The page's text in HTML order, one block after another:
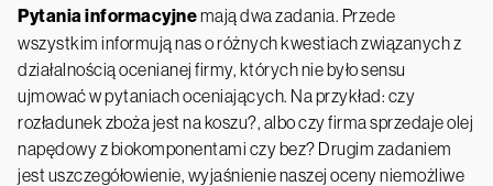
Pytania informacyjnemają dwa zadania. Przede
wszystkim informują nas o różnych kwestiach związanych z
działalnością ocenianej firmy, których nie było sensu
ujmować w pytaniach oceniających. Na przykład: czy
rozładunek zboża jest na koszu?, albo czy firma sprzedaje olej
napędowy z biokomponentami czy bez? Drugim zadaniem
jest uszczegółowienie, wyjaśnienie naszej oceny niemożliwe